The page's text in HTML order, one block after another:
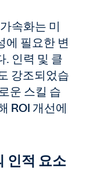
속화는 미
에 필요한 변
. 인력 및 클
강조되었습
운 스킬 습
ROI 개선에
인적 요소